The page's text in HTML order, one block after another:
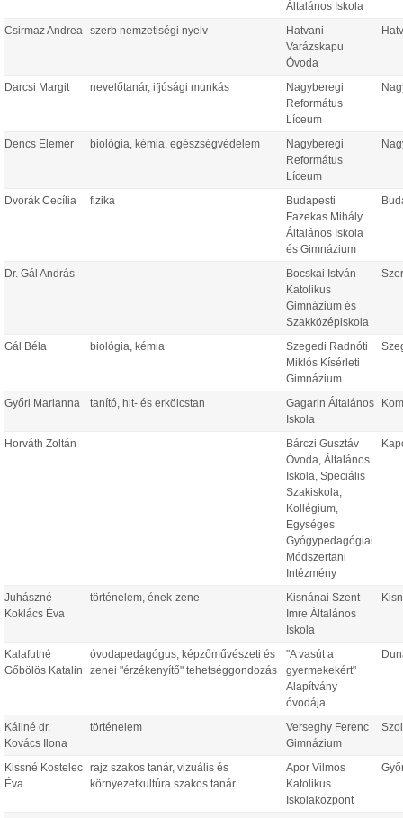
Általános Iskola
Csirmaz Andrea szerb nemzetiségi nyelv
Hatvani
Varázskapu
Óvoda
Darcsi Margit nevelőtanár, ifjúsági munkás
Nagyberegi
Református
Líceum
Dencs Elemér biológia, kémia, egészségvédelem
Nagyberegi
Református
Líceum
Dvorák Cecília fizika
Budapesti
Fazekas Mihály
Általános Iskola
és Gimnázium
Dr. Gál András
Bocskai István
Katolikus
Gimnázium és
Szakközépiskola
Gál Béla biológia, kémia
Szegedi Radnóti
Miklós Kísérleti
Gimnázium
Győri Marianna tanító, hit- és erkölcstan
Gagarin Általános
Iskola
Horváth Zoltán
Bárczi Gusztáv
Óvoda, Általános
Iskola, Speciális
Szakiskola,
Kollégium,
Egységes
Gyógypedagógiai
Módszertani
Intézmény
Juhászné
Koklács Éva
történelem, ének-zene
Kisnánai Szent
Imre Általános
Iskola
Kalafutné
Gőbölös Katalin
óvodapedagógus; képzőművészeti és
zenei "érzékenyítő" tehetséggondozás
"A vasút a
gyermekekért"
Alapítvány
óvodája
Káliné dr.
Kovács Ilona
történelem
Verseghy Ferenc
Gimnázium
Kissné Kostelec
Éva
rajz szakos tanár, vizuális és
környezetkultúra szakos tanár
Apor Vilmos
Katolikus
Iskolaközpont